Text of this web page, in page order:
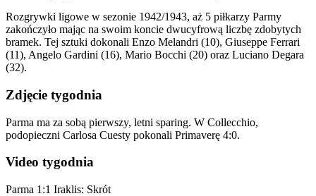
Rozgrywki ligowe w sezonie 1942/1943, aż 5 piłkarzy Parmy
zakończyło mając na swoim koncie dwucyfrową liczbę zdobytych
bramek. Tej sztuki dokonali Enzo Melandri (10), Giuseppe Ferrari
(11), Angelo Gardini (16), Mario Bocchi (20) oraz Luciano Degara
(32).
Zdjęcie tygodnia
Parma ma za sobą pierwszy, letni sparing. W Collecchio,
podopieczni Carlosa Cuesty pokonali Primaverę 4:0.
Video tygodnia
Parma 1:1 Iraklis: Skrót